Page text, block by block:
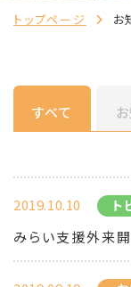
トップページ お
すべて
2019.10.10 ト
みらい支援外来